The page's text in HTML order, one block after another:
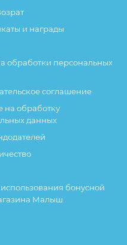
и награды
обработки персональных
соглашение
на обработку
данных
бонусной
Малыш